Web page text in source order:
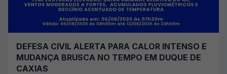
DEFESA CIVIL ALERTA PARA CALOR INTENSO E
MUDANÇA BRUSCA NO TEMPO EM DUQUE DE
CAXIAS